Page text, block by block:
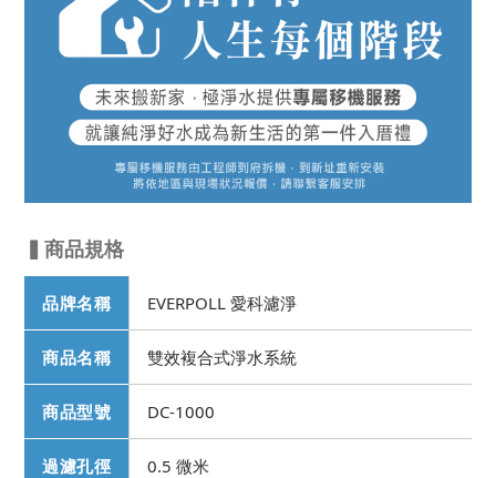
▍商品規格
品牌名稱 EVERPOLL 愛科濾淨
商品名稱 雙效複合式淨水系統
商品型號 DC-1000
過濾孔徑 0.5 微米